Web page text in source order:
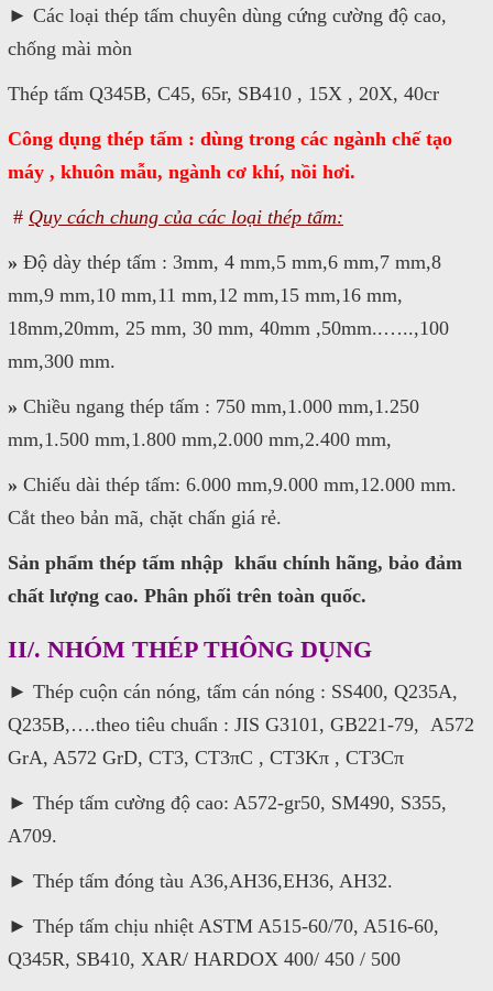
► Các loại thép tấm chuyên dùng cứng cường độ cao,
chống mài mòn
Thép tấm Q345B, C45, 65r, SB410 , 15X , 20X, 40cr
Công dụng thép tấm : dùng trong các ngành chế tạo
máy , khuôn mẫu, ngành cơ khí, nồi hơi.
# Quy cách chung của các loại thép tấm:
» Độ dày thép tấm : 3mm, 4 mm,5 mm,6 mm,7 mm,8
mm,9 mm,10 mm,11 mm,12 mm,15 mm,16 mm,
18mm,20mm, 25 mm, 30 mm, 40mm ,50mm..…..,100
mm,300 mm.
» Chiều ngang thép tấm : 750 mm,1.000 mm,1.250
mm,1.500 mm,1.800 mm,2.000 mm,2.400 mm,
» Chiếu dài thép tấm: 6.000 mm,9.000 mm,12.000 mm.
Cắt theo bản mã, chặt chấn giá rẻ.
Sản phẩm thép tấm nhập khẩu chính hãng, bảo đảm
chất lượng cao. Phân phối trên toàn quốc.
II/. NHÓM THÉP THÔNG DỤNG
► Thép cuộn cán nóng, tấm cán nóng : SS400, Q235A,
Q235B,….theo tiêu chuẩn : JIS G3101, GB221-79, A572
GrA, A572 GrD, CT3, CT3πC , CT3Kπ , CT3Cπ
► Thép tấm cường độ cao: A572-gr50, SM490, S355,
A709.
► Thép tấm đóng tàu A36,AH36,EH36, AH32.
► Thép tấm chịu nhiệt ASTM A515-60/70, A516-60,
Q345R, SB410, XAR/ HARDOX 400/ 450 / 500